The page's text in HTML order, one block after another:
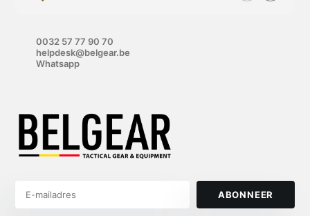
0032 57 77 90 70
helpdesk@belgear.be
Whatsapp
ABONNEER